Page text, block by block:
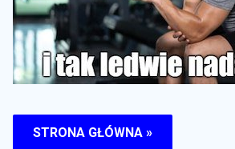
STRONA GŁÓWNA »